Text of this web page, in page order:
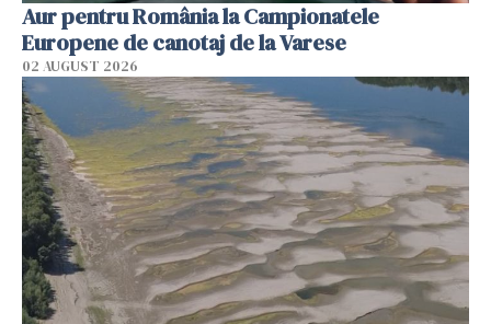
Aur pentru România la Campionatele
Europene de canotaj de la Varese
02 AUGUST 2026